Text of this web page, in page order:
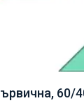
60/